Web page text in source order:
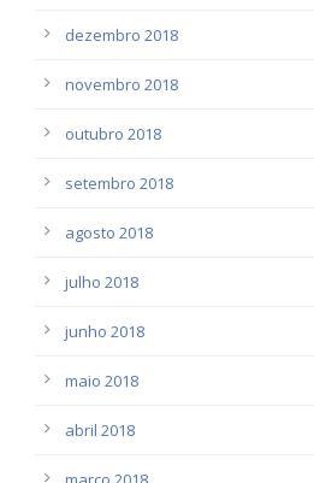
dezembro 2018
novembro 2018
outubro 2018
setembro 2018
agosto 2018
julho 2018
junho 2018
maio 2018
abril 2018